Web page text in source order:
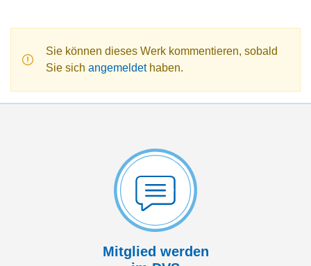
Sie können dieses Werk kommentieren, sobald
Sie sich angemeldethaben.
Mitglied werden